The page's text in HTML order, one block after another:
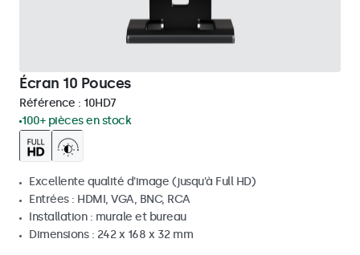
Écran 10 Pouces
Référence : 10HD7
100+ pièces en stock
Excellente qualité d'image (jusqu'à Full HD)
Entrées : HDMI, VGA, BNC, RCA
Installation : murale et bureau
Dimensions : 242 x 168 x 32 mm